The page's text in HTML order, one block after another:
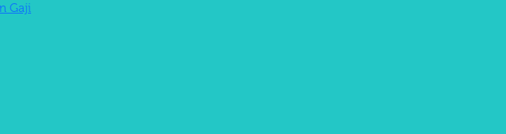
Gaji